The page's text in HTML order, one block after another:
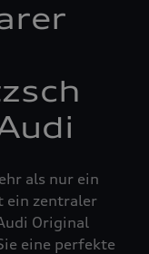
als nur ein
ein zentraler
Original
eine perfekte